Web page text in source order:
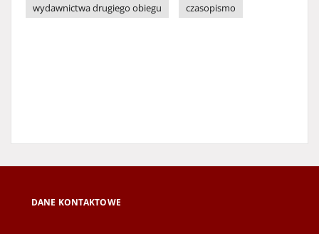
wydawnictwa drugiego obiegu
czasopismo
DANE KONTAKTOWE